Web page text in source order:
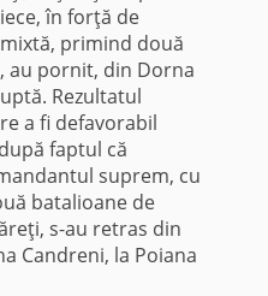
în forţă de
primind două
au pornit, din Dorna
Rezultatul
a fi defavorabil
faptul că
suprem, cu
batalioane de
s-au retras din
Candreni, la Poiana